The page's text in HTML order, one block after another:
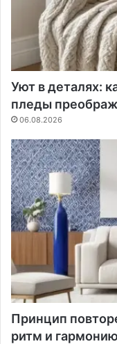
Уют в деталях:
пледы
06.08.2026
Принцип
ритм и гармонию